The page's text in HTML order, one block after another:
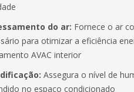
do ar: Fornece o ar
para otimizar a eficiência
AVAC interior
Assegura o nível de
no espaço condicionado